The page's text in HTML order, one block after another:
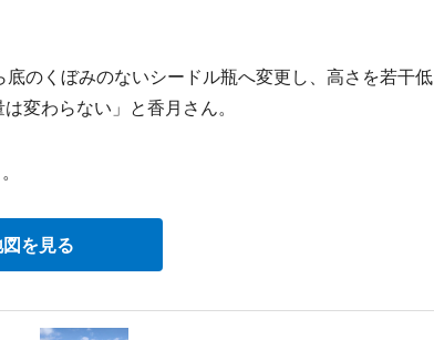
のくぼみのないシードル瓶へ変更し、高さを若干低
変わらない」と香月さん。
を見る